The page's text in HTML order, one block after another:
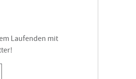
Laufenden mit